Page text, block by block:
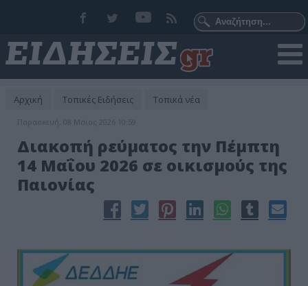
Αρχική Τοπικές Ειδήσεις Τοπικά νέα
Παρασκευή, 08 Μαϊος 2026 10:59
Διακοπή ρεύματος την Πέμπτη
14 Μαΐου 2026 σε οικισμούς της
Παιονίας